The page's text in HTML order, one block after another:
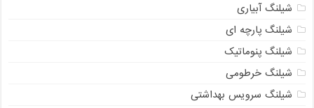
شیلنگ آبیاری
شیلنگ پارچه ای
شیلنگ پنوماتیک
شیلنگ خرطومی
شیلنگ سرویس بهداشتی